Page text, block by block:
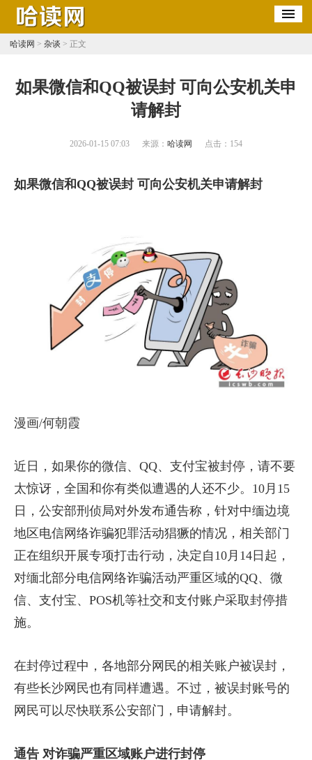
哈读网 > 杂谈 > 正文
​如果微信和QQ被误封 可向公安机关申
请解封
2026-01-15 07:03 来源： 哈读网 点击： 154
如果微信和QQ被误封 可向公安机关申请解封
漫画/何朝霞
近日，如果你的微信、QQ、支付宝被封停，请不要
太惊讶，全国和你有类似遭遇的人还不少。10月15
日，公安部刑侦局对外发布通告称，针对中缅边境
地区电信网络诈骗犯罪活动猖獗的情况，相关部门
正在组织开展专项打击行动，决定自10月14日起，
对缅北部分电信网络诈骗活动严重区域的QQ、微
信、支付宝、POS机等社交和支付账户采取封停措
施。
在封停过程中，各地部分网民的相关账户被误封，
有些长沙网民也有同样遭遇。不过，被误封账号的
网民可以尽快联系公安部门，申请解封。
通告 对诈骗严重区域账户进行封停